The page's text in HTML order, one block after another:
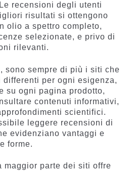
recensioni degli utenti
risultati si ottengono
olio a spettro completo,
selezionate, e privo di
rilevanti.
sono sempre di più i siti che
differenti per ogni esigenza,
su ogni pagina prodotto,
contenuti informativi,
scientifici.
leggere recensioni di
evidenziano vantaggi e
forme.
maggior parte dei siti offre